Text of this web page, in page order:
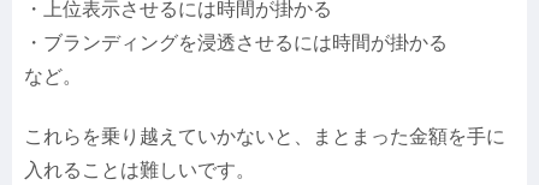
・上位表示させるには時間が掛かる
・ブランディングを浸透させるには時間が掛かる
など。
これらを乗り越えていかないと、まとまった金額を手に
入れることは難しいです。